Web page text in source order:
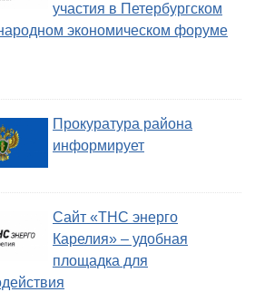
участия в Петербургском
экономическом форуме
Прокуратура района
информирует
Сайт «ТНС энерго
Карелия» – удобная
площадка для